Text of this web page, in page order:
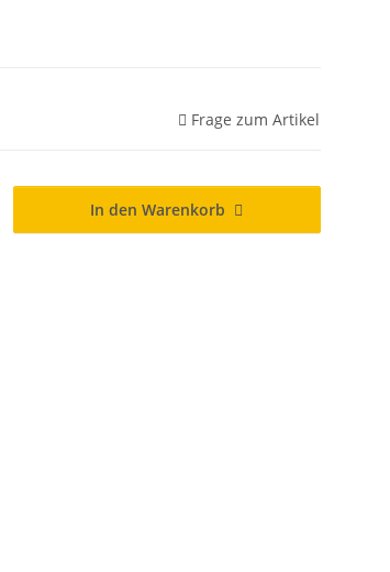
Frage zum Artikel
In den Warenkorb